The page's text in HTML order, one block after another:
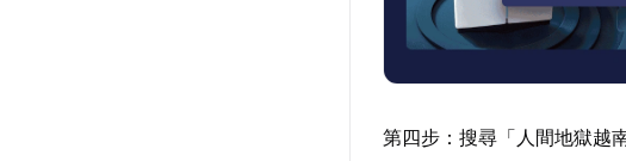
第四步：搜尋「人間地獄越